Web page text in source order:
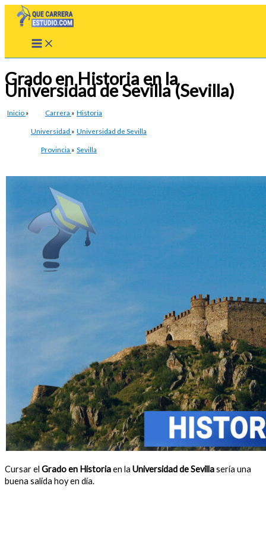
Grado en Historia en la
Universidad de Sevilla (Sevilla)
Inicio » Carrera » Historia
Universidad » Universidad de Sevilla
Provincia » Sevilla
Cursar el Grado en Historiaen la Universidad de Sevillasería una
buena salida hoy en día.